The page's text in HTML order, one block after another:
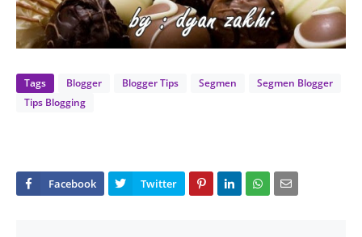
Tags Blogger Blogger Tips Segmen
Segmen Blogger
Tips Blogging